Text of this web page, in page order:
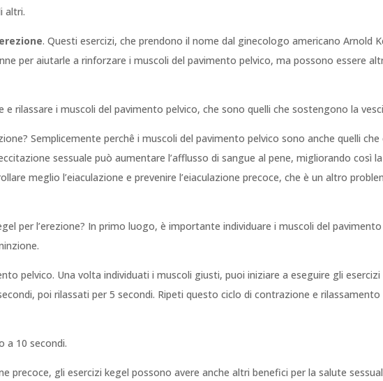
altri.
. Questi esercizi, che prendono il nome dal ginecologo americano Arnold
per aiutarle a rinforzare i muscoli del pavimento pelvico, ma possono essere
rilassare i muscoli del pavimento pelvico, che sono quelli che sostengono la
Semplicemente perchê i muscoli del pavimento pelvico sono anche quelli
sessuale può aumentare l’afflusso di sangue al pene, migliorando così
meglio l’eiaculazione e prevenire l’eiaculazione precoce, che è un altro
per l’erezione? In primo luogo, è importante individuare i muscoli del
pelvico. Una volta individuati i muscoli giusti, puoi iniziare a eseguire gli
poi rilassati per 5 secondi. Ripeti questo ciclo di contrazione e
a 10 secondi.
precoce, gli esercizi kegel possono avere anche altri benefici per la salute